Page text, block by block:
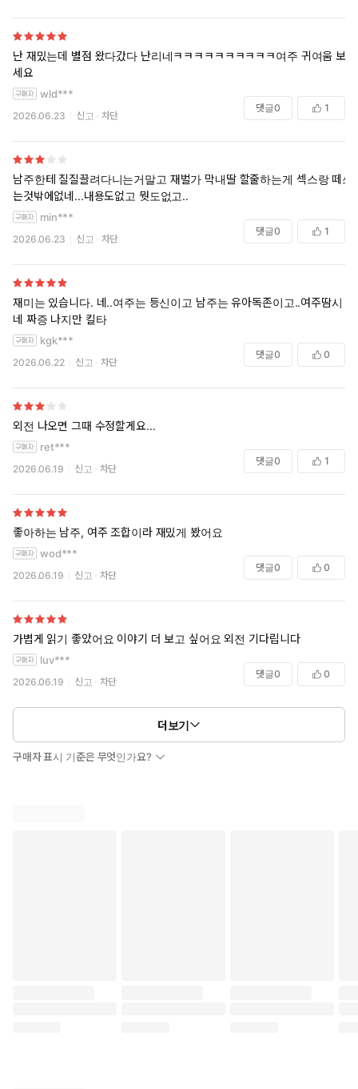
난 재밌는데 별점 왔다갔다 난리네ㅋㅋㅋㅋㅋㅋㅋㅋㅋㅋ여주 귀여움 보
세요
wld***
2026.06.23 신고 차단
댓글0 1
남주한테 질질끌려다니는거말고 재벌가 막내딸 할줄하는게 섹스랑 떼쓰
는것밖에없네...내용도없고 뭣도없고..
min***
2026.06.23 신고 차단
댓글0 1
재미는 있습니다. 네..여주는 등신이고 남주는 유아독존이고..여주땀시 조
네 짜증 나지만 킬타
kgk***
2026.06.22 신고 차단
댓글0 0
외전 나오면 그때 수정할게요...
ret***
2026.06.19 신고 차단
댓글0 1
좋아하는 남주, 여주 조합이라 재밌게 봤어요
wod***
2026.06.19 신고 차단
댓글0 0
가볍게 읽기 좋았어요 이야기 더 보고 싶어요 외전 기다립니다
luv***
2026.06.19 신고 차단
댓글0 0
더보기
구매자 표시 기준은 무엇인가요?